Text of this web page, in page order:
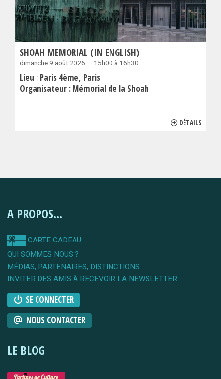
SHOAH MEMORIAL (IN ENGLISH)
dimanche 9 août 2026 — 15h00 à 16h30
Lieu : Paris 4ème Paris
Organisateur : Mémorial de la Shoah
DÉTAILS
A PROPOS...
CARTE CADEAU
QUI SOMMES NOUS ?
MÉDIAS, PARTENAIRES, DISTINCTIONS
INVITER DES AMIS À RECEVOIR LA NEWSLETTER
SE CONNECTER
NOUS CONTACTER
LE BLOG